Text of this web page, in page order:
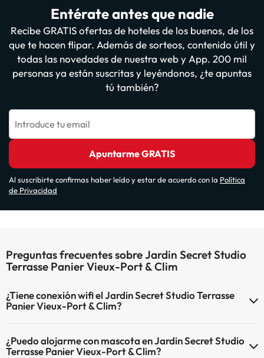
Entérate antes que nadie
Recibe GRATIS ofertas de hoteles de los buenos, de los
que te hacen flipar. Además de sorteos, contenido útil y
todas las novedades de nuestra web y App. 200 mil
personas ya están suscritas y leyéndonos, ¿te apuntas
tú también?
Introduce tu email
Apuntarme GRATIS
Al suscribirte confirmas haber leído y estar de acuerdo con la Política
de Privacidad
Preguntas frecuentes sobre Jardin Secret Studio
Terrasse Panier Vieux-Port & Clim
¿Tiene conexión wifi el Jardin Secret Studio Terrasse
Panier Vieux-Port & Clim?
Wi-Fi.
¿Puedo alojarme con mascota en Jardin Secret Studio
Terrasse Panier Vieux-Port & Clim?